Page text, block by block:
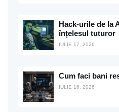
Hack-urile de la
înțelesul tuturor
IULIE 17, 2026
Cum faci bani
IULIE 16, 2026